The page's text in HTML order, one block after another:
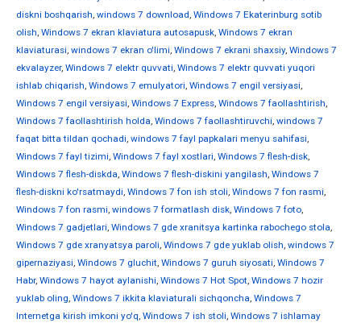
diskni boshqarish, windows 7 download, Windows 7 Ekaterinburg sotib
olish, Windows 7 ekran klaviatura autosapusk, Windows 7 ekran
klaviaturasi, windows 7 ekran o'limi, Windows 7 ekrani shaxsiy, Windows 7
ekvalayzer, Windows 7 elektr quvvati, Windows 7 elektr quvvati yuqori
ishlab chiqarish, Windows 7 emulyatori, Windows 7 engil versiyasi,
Windows 7 engil versiyasi, Windows 7 Express, Windows 7 faollashtirish,
Windows 7 faollashtirish holda, Windows 7 faollashtiruvchi, windows 7
faqat bitta tildan qochadi, windows 7 fayl papkalari menyu sahifasi,
Windows 7 fayl tizimi, Windows 7 fayl xostlari, Windows 7 flesh-disk,
Windows 7 flesh-diskda, Windows 7 flesh-diskini yangilash, Windows 7
flesh-diskni ko'rsatmaydi, Windows 7 fon ish stoli, Windows 7 fon rasmi,
Windows 7 fon rasmi, windows 7 formatlash disk, Windows 7 foto,
Windows 7 gadjetlari, Windows 7 gde xranitsya kartinka rabochego stola,
Windows 7 gde xranyatsya paroli, Windows 7 gde yuklab olish, windows 7
gipernaziyasi, Windows 7 gluchit, Windows 7 guruh siyosati, Windows 7
Habr, Windows 7 hayot aylanishi, Windows 7 Hot Spot, Windows 7 hozir
yuklab oling, Windows 7 ikkita klaviaturali sichqoncha, Windows 7
Internetga kirish imkoni yo'q, Windows 7 ish stoli, Windows 7 ishlamay